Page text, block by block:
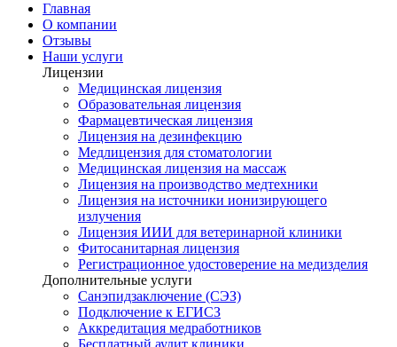
Главная
О компании
Отзывы
Наши услуги
Лицензии
Медицинская лицензия
Образовательная лицензия
Фармацевтическая лицензия
Лицензия на дезинфекцию
Медлицензия для стоматологии
Медицинская лицензия на массаж
Лицензия на производство медтехники
Лицензия на источники ионизирующего
излучения
Лицензия ИИИ для ветеринарной клиники
Фитосанитарная лицензия
Регистрационное удостоверение на медизделия
Дополнительные услуги
Санэпидзаключение (СЭЗ)
Подключение к ЕГИСЗ
Аккредитация медработников
Бесплатный аудит клиники